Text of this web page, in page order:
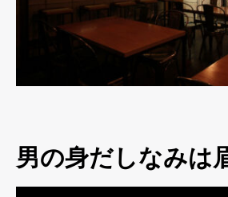
男の身だしなみは